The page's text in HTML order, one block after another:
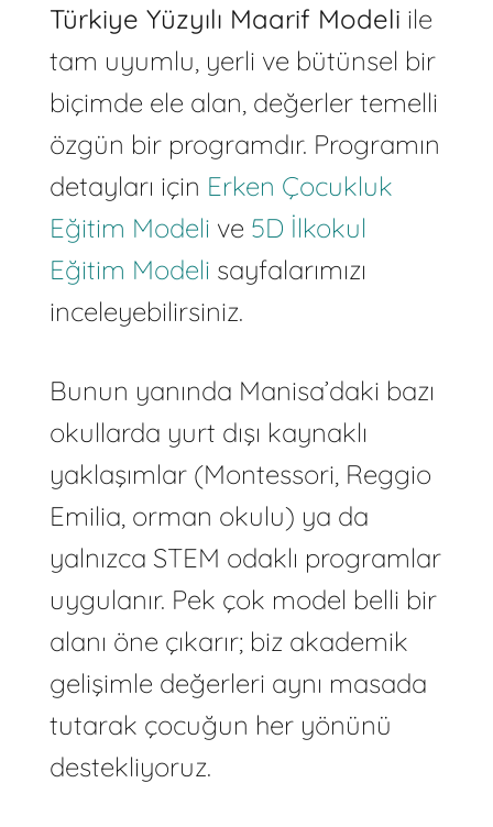
Türkiye Yüzyılı Maarif Modeli ile
tam uyumlu, yerli ve bütünsel bir
biçimde ele alan, değerler temelli
özgün bir programdır. Programın
detayları için Erken Çocukluk
Eğitim Modeli ve 5D İlkokul
Eğitim Modeli sayfalarımızı
inceleyebilirsiniz.
Bunun yanında Manisa’daki bazı
okullarda yurt dışı kaynaklı
yaklaşımlar (Montessori, Reggio
Emilia, orman okulu) ya da
yalnızca STEM odaklı programlar
uygulanır. Pek çok model belli bir
alanı öne çıkarır; biz akademik
gelişimle değerleri aynı masada
tutarak çocuğun her yönünü
destekliyoruz.